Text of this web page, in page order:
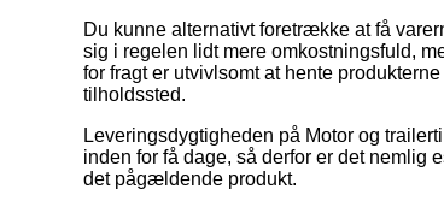
Du kunne alternativt foretrække at få
sig i regelen lidt mere omkostningsfuld,
for fragt er utvivlsomt at hente
tilholdssted.
Leveringsdygtigheden på Motor og
inden for få dage, så derfor er det nemlig
det pågældende produkt.